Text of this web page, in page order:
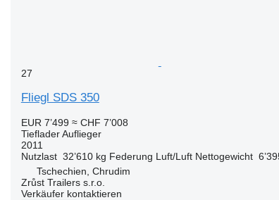
27
Fliegl SDS 350
EUR 7’499 ≈ CHF 7’008
Tieflader Auflieger
2011
Nutzlast 32’610 kg Federung Luft/Luft Nettogewicht
Tschechien, Chrudim
Zrůst Trailers s.r.o.
Verkäufer kontaktieren